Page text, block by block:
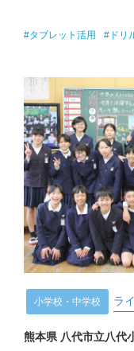
#タブレット活用 #ドリ
小学校・中学校 ラ
熊本県 八代市立八代